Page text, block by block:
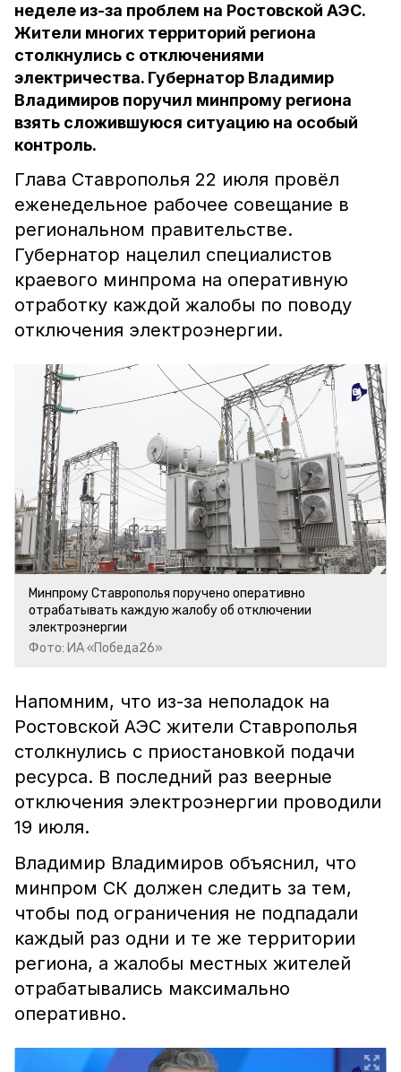
неделе из-за проблем на Ростовской АЭС.
Жители многих территорий региона
столкнулись с отключениями
электричества. Губернатор Владимир
Владимиров поручил минпрому региона
взять сложившуюся ситуацию на особый
контроль.
Глава Ставрополья 22 июля провёл
еженедельное рабочее совещание в
региональном правительстве.
Губернатор нацелил специалистов
краевого минпрома на оперативную
отработку каждой жалобы по поводу
отключения электроэнергии.
Минпрому Ставрополья поручено оперативно
отрабатывать каждую жалобу об отключении
электроэнергии
Фото: ИА «Победа26»
Напомним, что из-за неполадок на
Ростовской АЭС жители Ставрополья
столкнулись с приостановкой подачи
ресурса. В последний раз веерные
отключения электроэнергии проводили
19 июля.
Владимир Владимиров объяснил, что
минпром СК должен следить за тем,
чтобы под ограничения не подпадали
каждый раз одни и те же территории
региона, а жалобы местных жителей
отрабатывались максимально
оперативно.